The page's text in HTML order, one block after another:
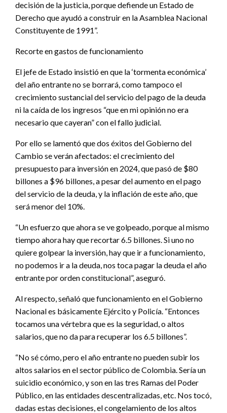
decisión de la justicia, porque defiende un Estado de
Derecho que ayudó a construir en la Asamblea Nacional
Constituyente de 1991”.
Recorte en gastos de funcionamiento
El jefe de Estado insistió en que la ‘tormenta económica’
del año entrante no se borrará, como tampoco el
crecimiento sustancial del servicio del pago de la deuda
ni la caída de los ingresos “que en mi opinión no era
necesario que cayeran” con el fallo judicial.
Por ello se lamentó que dos éxitos del Gobierno del
Cambio se verán afectados: el crecimiento del
presupuesto para inversión en 2024, que pasó de $80
billones a $96 billones, a pesar del aumento en el pago
del servicio de la deuda, y la inflación de este año, que
será menor del 10%.
“Un esfuerzo que ahora se ve golpeado, porque al mismo
tiempo ahora hay que recortar 6.5 billones. Si uno no
quiere golpear la inversión, hay que ir a funcionamiento,
no podemos ir a la deuda, nos toca pagar la deuda el año
entrante por orden constitucional”, aseguró.
Al respecto, señaló que funcionamiento en el Gobierno
Nacional es básicamente Ejército y Policía. “Entonces
tocamos una vértebra que es la seguridad, o altos
salarios, que no da para recuperar los 6.5 billones”.
“No sé cómo, pero el año entrante no pueden subir los
altos salarios en el sector público de Colombia. Sería un
suicidio económico, y son en las tres Ramas del Poder
Público, en las entidades descentralizadas, etc. Nos tocó,
dadas estas decisiones, el congelamiento de los altos